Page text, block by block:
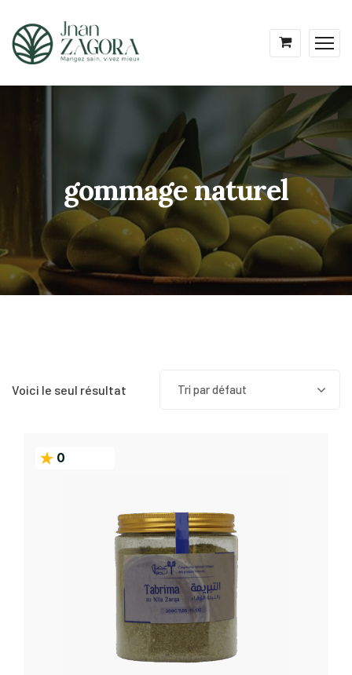
gommage naturel
Voici le seul résultat Tri par défaut
0